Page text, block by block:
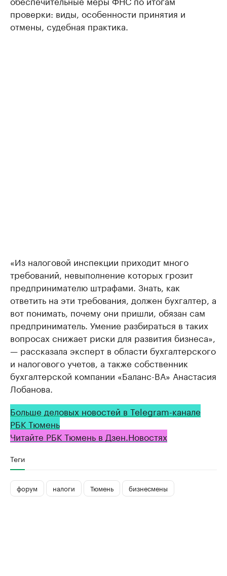
проверки: виды, особенности принятия и
отмены, судебная практика.
«Из налоговой инспекции приходит много
требований, невыполнение которых грозит
предпринимателю штрафами. Знать, как
ответить на эти требования, должен бухгалтер, а
вот понимать, почему они пришли, обязан сам
предприниматель. Умение разбираться в таких
вопросах снижает риски для развития бизнеса»,
— рассказала эксперт в области бухгалтерского
и налогового учетов, а также собственник
бухгалтерской компании «Баланс-ВА» Анастасия
Лобанова.
Больше деловых новостей в Telegram-канале
РБК Тюмень
Читайте РБК Тюмень в Дзен.Новостях
Теги
форум налоги Тюмень бизнесмены